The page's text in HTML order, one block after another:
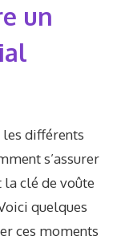
un
les différents
s’assurer
la clé de voûte
quelques
ces moments